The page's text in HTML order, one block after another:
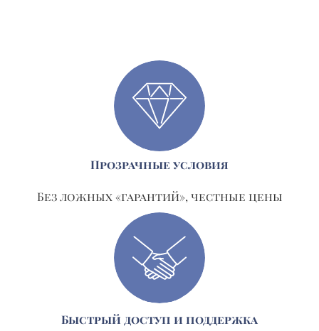
Прозрачные условия
Без ложных «гарантий», честные цены
Быстрый доступ и поддержка